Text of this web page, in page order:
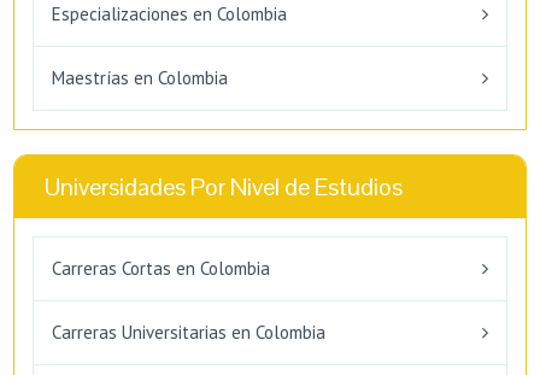
Especializaciones en Colombia
Maestrías en Colombia
Universidades Por Nivel de Estudios
Carreras Cortas en Colombia
Carreras Universitarias en Colombia